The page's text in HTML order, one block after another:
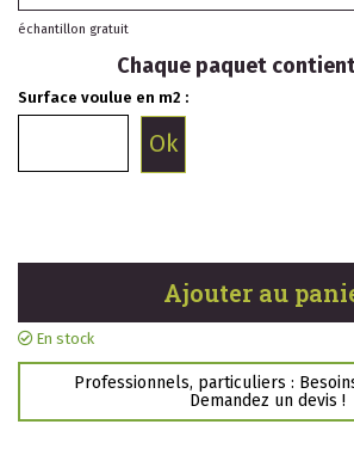
échantillon gratuit
Chaque paquet
Surface voulue en m2 :
Ajouter au
En stock
Professionnels, particuliers :
Demandez un devis !